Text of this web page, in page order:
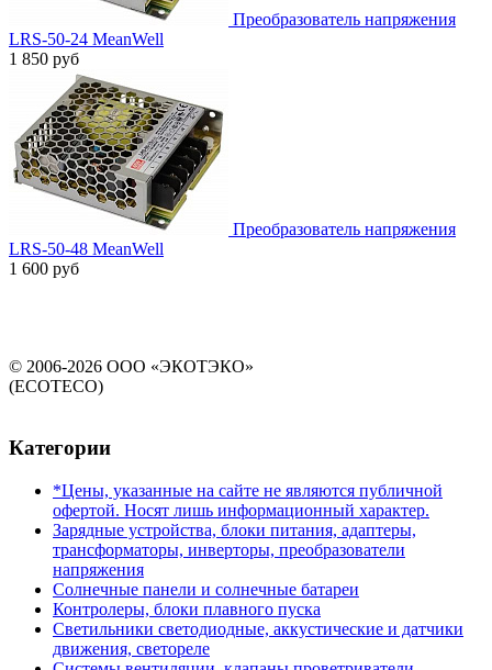
Преобразователь напряжения
LRS-50-24 MeanWell
1 850 руб
Преобразователь напряжения
LRS-50-48 MeanWell
1 600 руб
© 2006-2026 ООО «ЭКОТЭКО»
(ECOTECO)
Категории
*Цены, указанные на сайте не являются публичной
офертой. Носят лишь информационный характер.
Зарядные устройства, блоки питания, адаптеры,
трансформаторы, инверторы, преобразователи
напряжения
Солнечные панели и солнечные батареи
Контролеры, блоки плавного пуска
Светильники светодиодные, аккустические и датчики
движения, светореле